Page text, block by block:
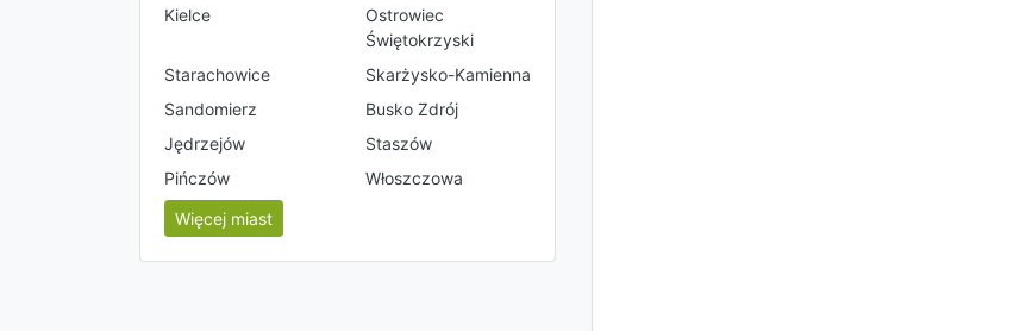
Kielce
Ostrowiec
Świętokrzyski
Starachowice
Skarżysko-Kamienna
Sandomierz
Busko Zdrój
Jędrzejów
Staszów
Pińczów
Włoszczowa
Więcej miast